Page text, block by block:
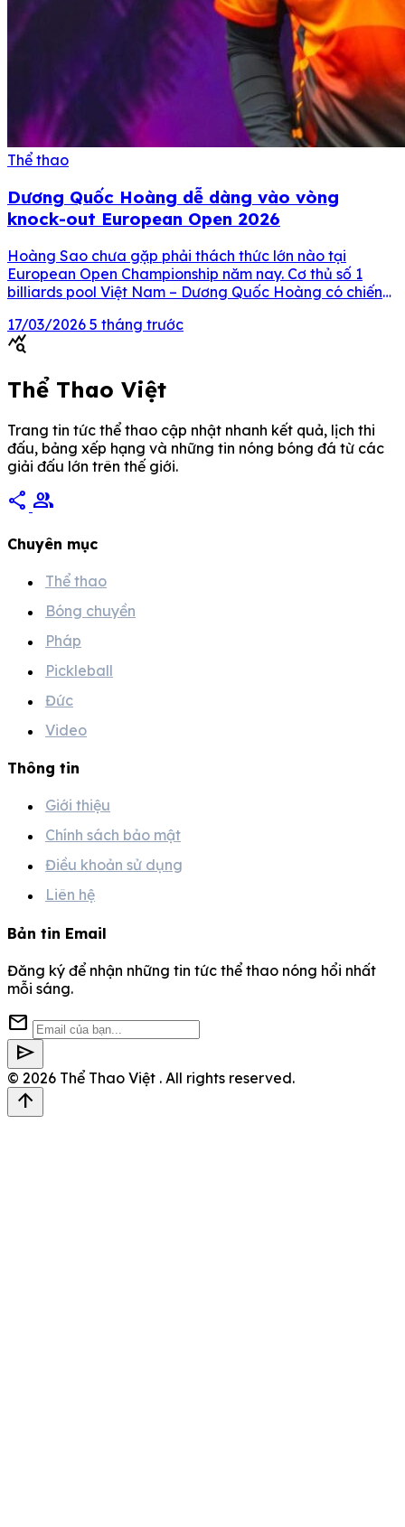
Thể thao
Dương Quốc Hoàng dễ dàng vào vòng
knock-out European Open 2026
Hoàng Sao chưa gặp phải thách thức lớn nào tại
European Open Championship năm nay. Cơ thủ số 1
billiards pool Việt Nam – Dương Quốc Hoàng có chiến
Championship 2026 diễn ra tại Sarajevo, Bosnia &
Herzegovina chiều ngày 11/3 theo giờ Hà Nội. Đối […]
17/03/2026 5 tháng trước
query_stats
Thể Thao Việt
Trang tin tức thể thao cập nhật nhanh kết quả, lịch thi
đấu, bảng xếp hạng và những tin nóng bóng đá từ các
giải đấu lớn trên thế giới.
share group
Chuyên mục
Thể thao
Bóng chuyền
Pháp
Pickleball
Đức
Video
Thông tin
Giới thiệu
Chính sách bảo mật
Điều khoản sử dụng
Liên hệ
Bản tin Email
Đăng ký để nhận những tin tức thể thao nóng hổi nhất
mỗi sáng.
mail
send
© 2026 Thể Thao Việt . All rights reserved.
arrow_upward